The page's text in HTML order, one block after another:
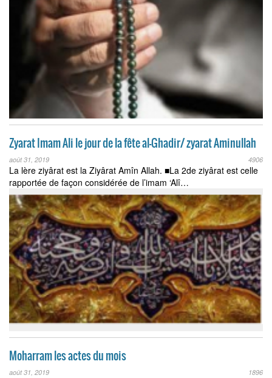
Zyarat Imam Ali le jour de la fête al-Ghadir/ zyarat Aminullah
août 31, 2019 4906
La lère ziyârat est la Ziyârat Amîn Allah. ■La 2de ziyârat est celle
rapportée de façon considérée de l’imam ‘Alî…
Moharram les actes du mois
août 31, 2019 1896